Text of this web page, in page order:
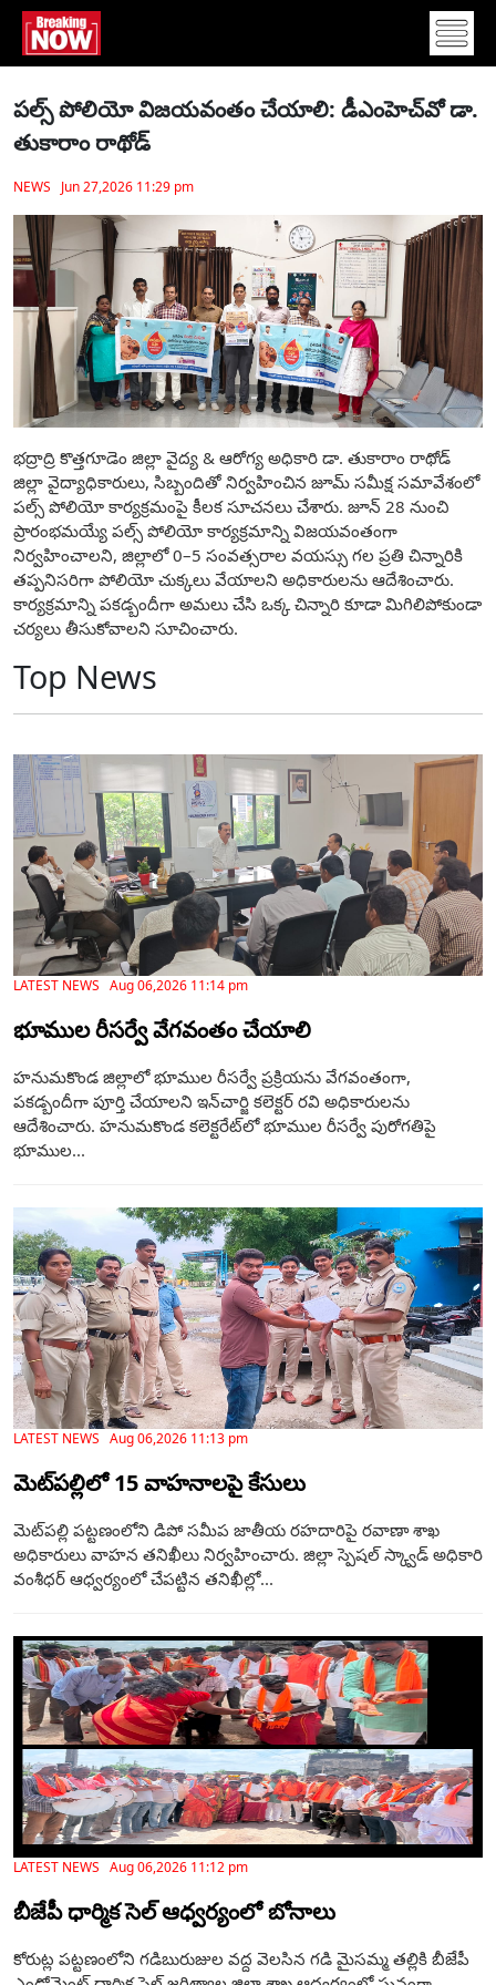
పల్స్ పోలియో విజయవంతం చేయాలి: డీఎంహెచ్‌వో డా.
తుకారాం రాథోడ్
NEWS Jun 27,2026 11:29 pm
భద్రాద్రి కొత్తగూడెం జిల్లా వైద్య & ఆరోగ్య అధికారి డా. తుకారాం రాథోడ్
జిల్లా వైద్యాధికారులు, సిబ్బందితో నిర్వహించిన జూమ్ సమీక్ష సమావేశంలో
పల్స్ పోలియో కార్యక్రమంపై కీలక సూచనలు చేశారు. జూన్ 28 నుంచి
ప్రారంభమయ్యే పల్స్ పోలియో కార్యక్రమాన్ని విజయవంతంగా
నిర్వహించాలని, జిల్లాలో 0–5 సంవత్సరాల వయస్సు గల ప్రతి చిన్నారికి
తప్పనిసరిగా పోలియో చుక్కలు వేయాలని అధికారులను ఆదేశించారు.
కార్యక్రమాన్ని పకడ్బందీగా అమలు చేసి ఒక్క చిన్నారి కూడా మిగిలిపోకుండా
చర్యలు తీసుకోవాలని సూచించారు.
Top News
LATEST NEWS Aug 06,2026 11:14 pm
భూముల రీసర్వే వేగవంతం చేయాలి
హనుమకొండ జిల్లాలో భూముల రీసర్వే ప్రక్రియను వేగవంతంగా,
పకడ్బందీగా పూర్తి చేయాలని ఇన్‌చార్జి కలెక్టర్ రవి అధికారులను
ఆదేశించారు. హనుమకొండ కలెక్టరేట్‌లో భూముల రీసర్వే పురోగతిపై
భూముల...
LATEST NEWS Aug 06,2026 11:13 pm
మెట్‌పల్లిలో 15 వాహనాలపై కేసులు
మెట్‌పల్లి పట్టణంలోని డిపో సమీప జాతీయ రహదారిపై రవాణా శాఖ
అధికారులు వాహన తనిఖీలు నిర్వహించారు. జిల్లా స్పెషల్ స్క్వాడ్ అధికారి
వంశీధర్ ఆధ్వర్యంలో చేపట్టిన తనిఖీల్లో...
LATEST NEWS Aug 06,2026 11:12 pm
బీజేపీ ధార్మిక సెల్ ఆధ్వర్యంలో బోనాలు
కోరుట్ల పట్టణంలోని గడిబురుజుల వద్ద వెలసిన గడి మైసమ్మ తల్లికి బీజేపీ